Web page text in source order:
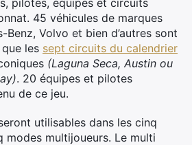
pilotes, équipes et circuits
45 véhicules de marques
Benz, Volvo et bien d’autres sont
les sept circuits du calendrier
(Laguna Seca, Austin ou
. 20 équipes et pilotes
de ce jeu.
utilisables dans les cinq
modes multijoueurs. Le multi